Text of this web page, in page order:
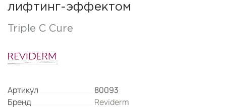
лифтинг-эффектом
Triple C Cure
Артикул
80093
Бренд
Reviderm